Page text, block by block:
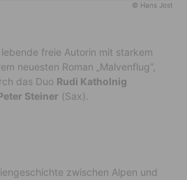
© Hans Jost
lebende freie Autorin mit starkem
neuesten Roman „Malvenflug“,
das Duo Rudi Katholnig
Steiner (Sax).
zwischen Alpen und